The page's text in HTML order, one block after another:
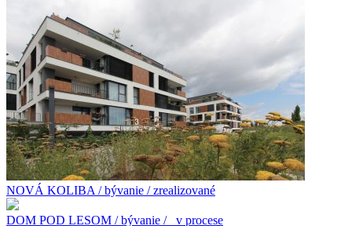
NOVÁ KOLIBA / bývanie / zrealizované
DOM POD LESOM / bývanie / v procese